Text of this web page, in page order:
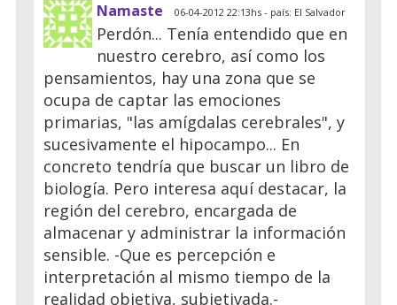
Namaste 06-04-2012 22:13hs - país: El Salvador
Perdón... Tenía entendido que en
nuestro cerebro, así como los
pensamientos, hay una zona que se
ocupa de captar las emociones
primarias, "las amígdalas cerebrales", y
sucesivamente el hipocampo... En
concreto tendría que buscar un libro de
biología. Pero interesa aquí destacar, la
región del cerebro, encargada de
almacenar y administrar la información
sensible. -Que es percepción e
interpretación al mismo tiempo de la
realidad objetiva, subjetivada.-